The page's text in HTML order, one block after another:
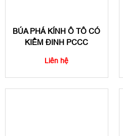
BÚA PHÁ KÍNH Ô TÔ CÓ
KIỂM ĐINH PCCC
Liên hệ